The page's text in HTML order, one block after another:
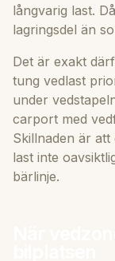
långvarig last.
lagringsdel än
Det är exakt
tung vedlast
under
carport med
Skillnaden är att
last inte
bärlinje.